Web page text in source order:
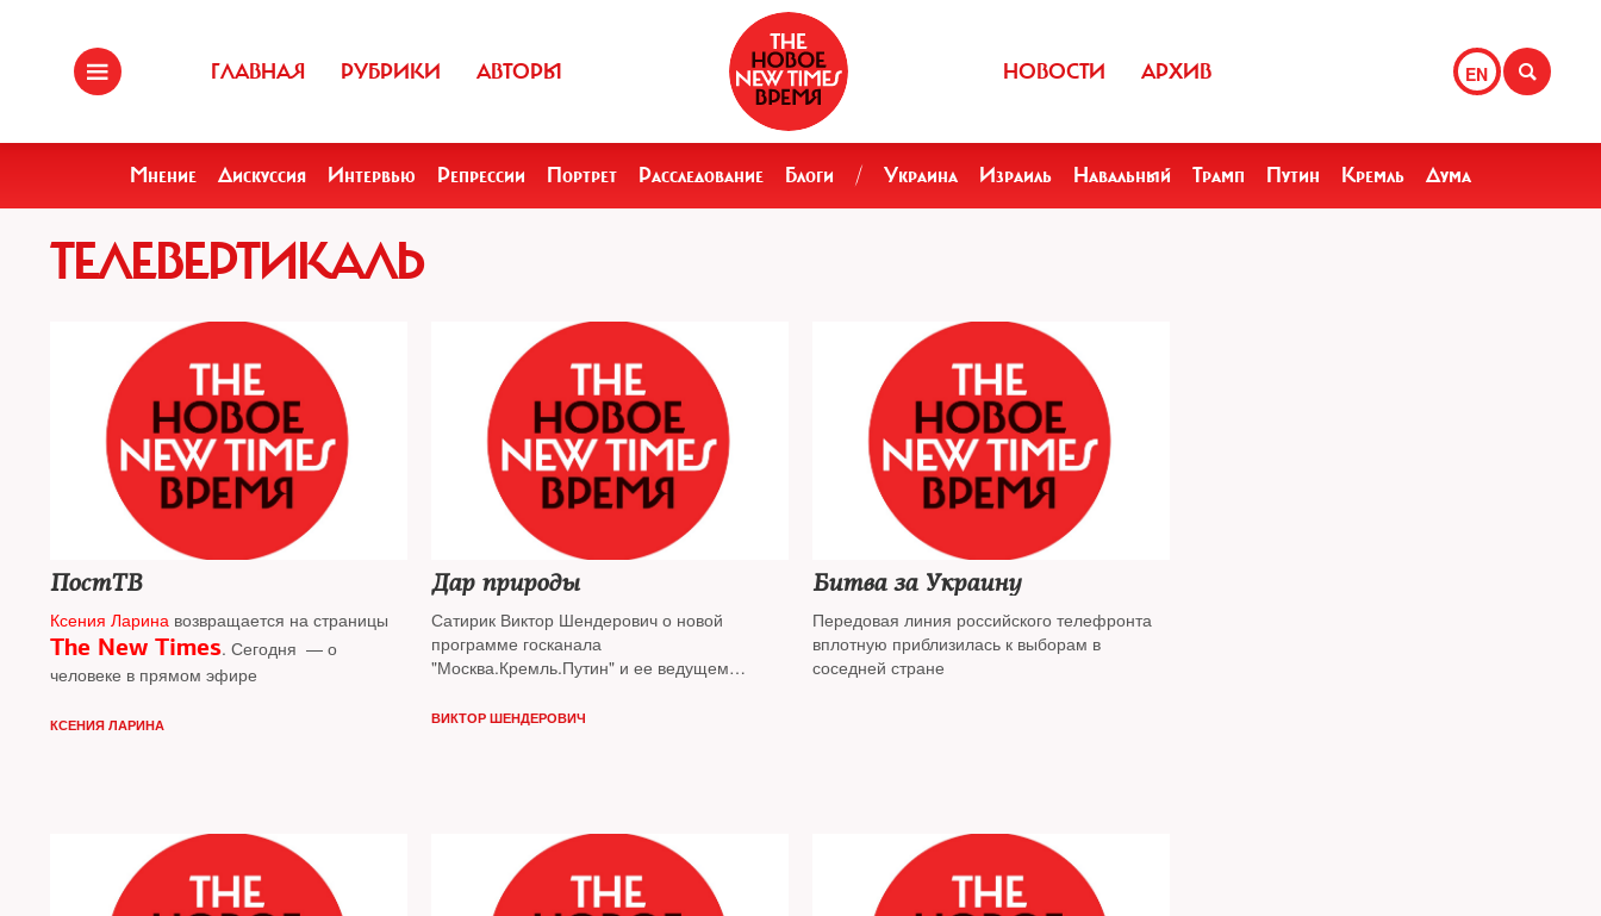
ГЛАВНАЯ РУБРИКИ АВТОРЫ EN
НОВОСТИ АРХИВ
Мнение Дискуссия Интервью Репрессии Портрет Расследование Блоги / Украина Израиль Навальный Трамп Путин Кремль Дума
ТЕЛЕВЕРТИКАЛЬ
ПостТВ
Ксения Ларина возвращается на страницы
The New Times. Сегодня — о
человеке в прямом эфире
КСЕНИЯ ЛАРИНА
Дар природы
Сатирик Виктор Шендерович о новой
программе госканала
"Москва.Кремль.Путин" и ее ведущем
ВИКТОР ШЕНДЕРОВИЧ
Битва за Украину
Передовая линия российского телефронта
вплотную приблизилась к выборам в
соседней стране